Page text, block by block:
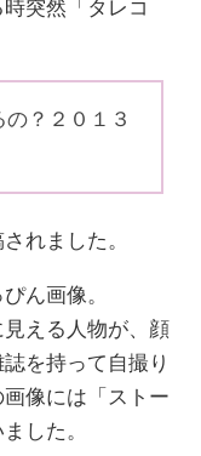
突然「タレコ
の？２０１３
れました。
ん画像。
える人物が、顔
を持って自撮り
像には「ストー
した。